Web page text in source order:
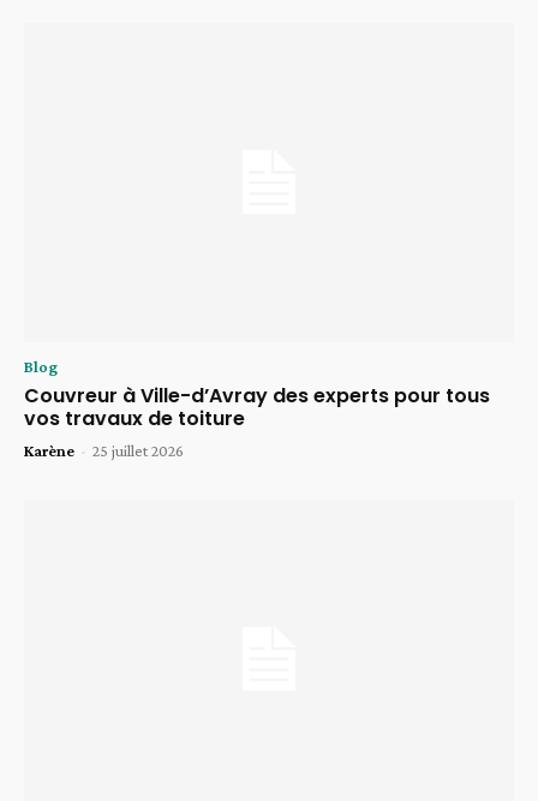
Blog
Couvreur à Ville-d’Avray des experts pour tous
vos travaux de toiture
Karène - 25 juillet 2026